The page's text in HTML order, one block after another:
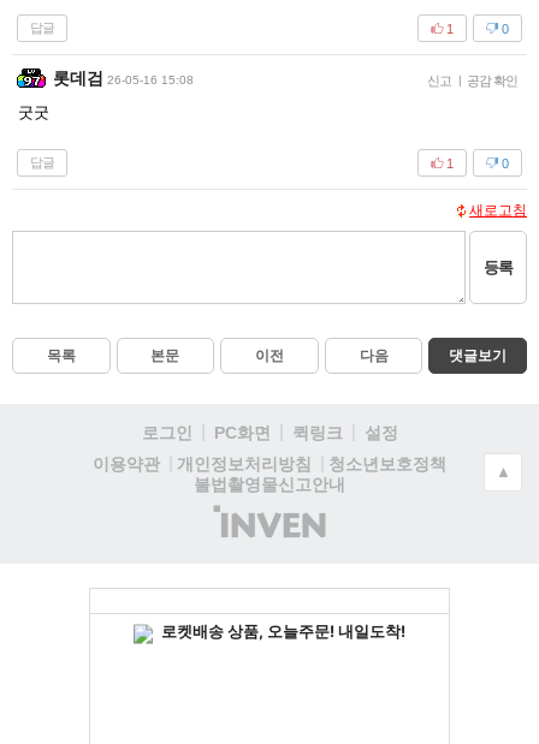
답글 0
1
롯데검 26-05-16 15:08 신고 | 공감 확인
굿굿
답글 0
1
새로고침
등록
목록 본문 이전 다음 댓글보기
로그인 PC화면 퀵링크
설정
이용약관
개인정보처리방침
청소년보호정책
불법촬영물신고안내
(주)
인
▲